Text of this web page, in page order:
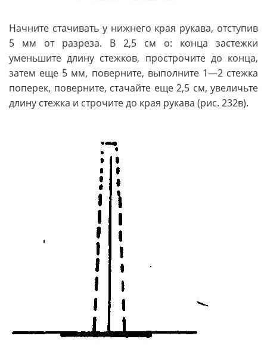
Начните стачивать у нижнего края рукава, отступив
5 мм от разреза. В 2,5 см о: конца застежки
уменьшите длину стежков, прострочите до конца,
затем еще 5 мм, поверните, выполните 1—2 стежка
поперек, поверните, стачайте еще 2,5 см, увеличьте
длину стежка и строчите до края рукава (рис. 232в).